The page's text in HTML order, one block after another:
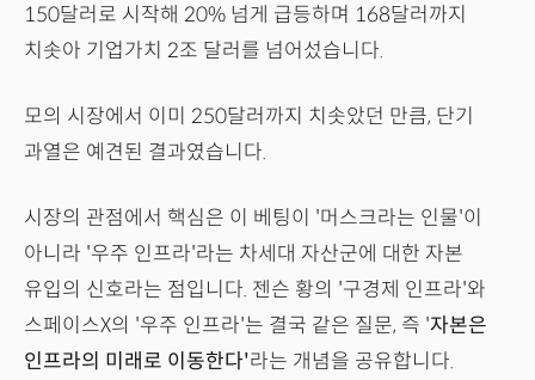
150달러로 시작해 20% 넘게 급등하며 168달러까지
치솟아 기업가치 2조 달러를 넘어섰습니다.
모의 시장에서 이미 250달러까지 치솟았던 만큼, 단기
과열은 예견된 결과였습니다.
시장의 관점에서 핵심은 이 베팅이 '머스크라는 인물'이
아니라 '우주 인프라'라는 차세대 자산군에 대한 자본
유입의 신호라는 점입니다. 젠슨 황의 '구경제 인프라'와
스페이스X의 '우주 인프라'는 결국 같은 질문, 즉 '자본은
인프라의 미래로 이동한다'라는 개념을 공유합니다.